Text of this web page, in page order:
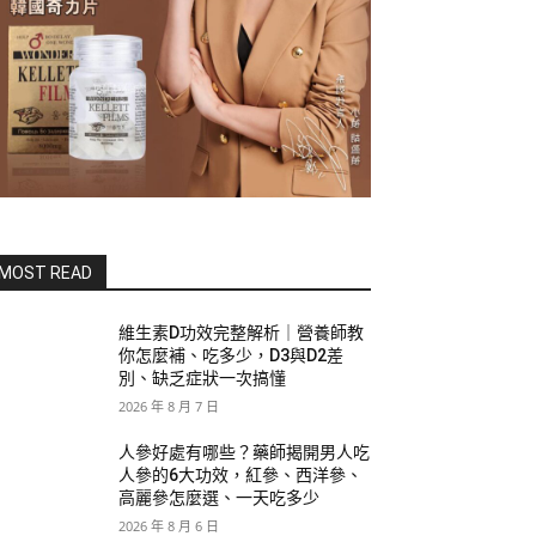
MOST READ
維生素D功效完整解析｜營養師教
你怎麼補、吃多少，D3與D2差
別、缺乏症狀一次搞懂
2026 年 8 月 7 日
人參好處有哪些？藥師揭開男人吃
人參的6大功效，紅參、西洋參、
高麗參怎麼選、一天吃多少
2026 年 8 月 6 日